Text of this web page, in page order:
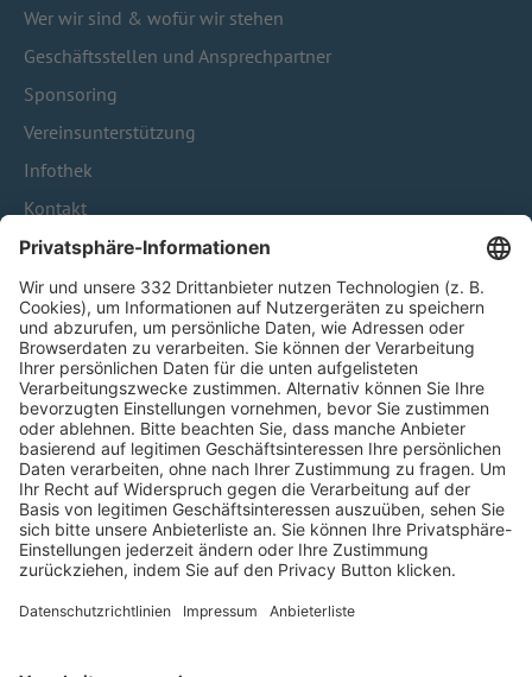
Wer wir sind & wofür wir stehen
Geschäftsstellen und Ansprechpartner
Sponsoring
Vereinsunterstützung
Infothek
Kontakt
HÄUFIG BESUCHTE SEITEN
Pässe und Vereinswechsel
Trainerausbildung
Schulungsangebot Vereinsmitarbeiter
BFV-Geschäftsstellen
Trainerbörse
Login SpielPlus
FOLGE DEM BFV